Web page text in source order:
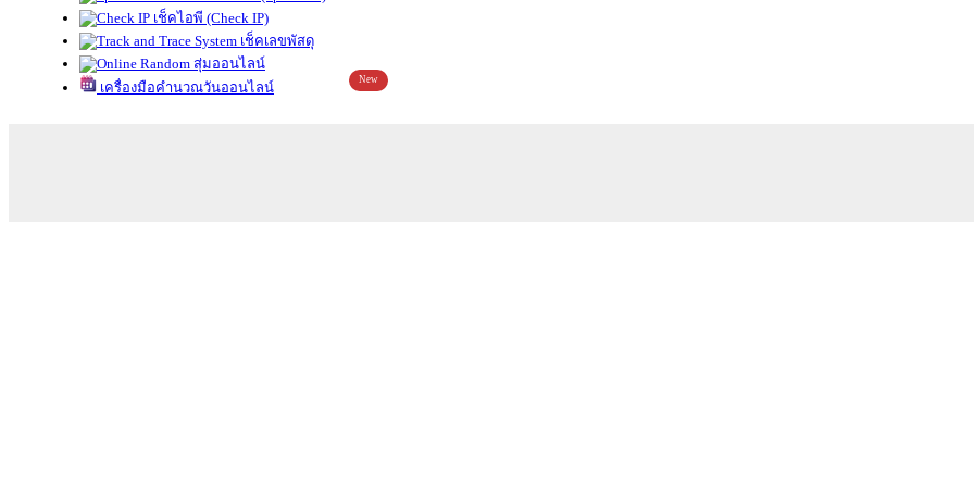
เช็คไอพี (Check IP)
เช็คเลขพัสดุ
สุ่มออนไลน์
เครื่องมือคำนวณวันออนไลน์
New